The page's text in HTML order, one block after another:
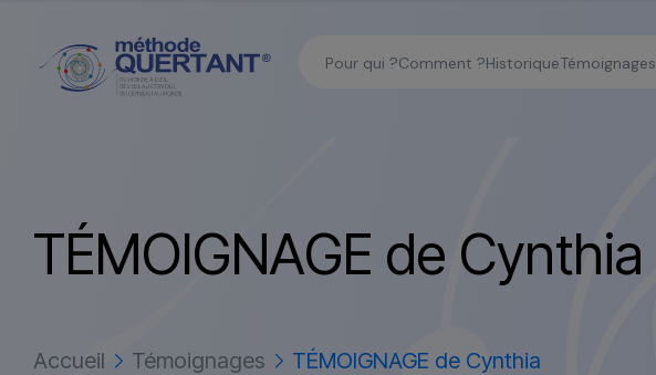
Pour qui ?Comment ?HistoriqueTémoignages
TÉMOIGNAGE de Cynthia
Accueil Témoignages TÉMOIGNAGE de Cynthia